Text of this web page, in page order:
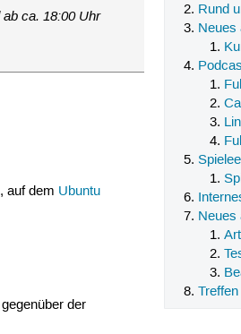
Rund
Neues
Neues
ca. 18:00 Uhr
dem Ubuntu
der